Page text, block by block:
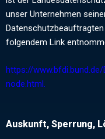
unser Unternehmen
folgendem Link
https://
node.html.
Auskunft, Sperrung,